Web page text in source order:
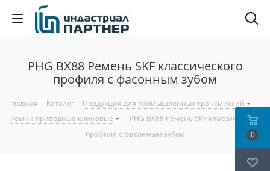
PHG BX88 Ремень SKF классического
профиля с фасонным зубом
Главная - Каталог - Продукция для промышленных трансмиссий
-
Ремни приводные клиновые
- PHG BX88 Ремень SKF классического
профиля с фасонным зубом
0